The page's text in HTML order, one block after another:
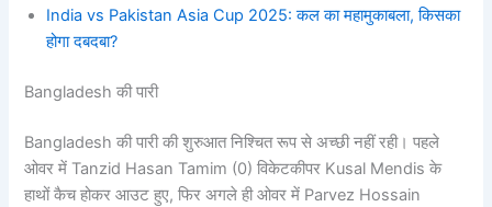
India vs Pakistan Asia Cup 2025: कल का महामुकाबला, किसका
होगा दबदबा?
Bangladesh की पारी
Bangladesh की पारी की शुरुआत निश्‍चित रूप से अच्छी नहीं रही। पहले
ओवर में Tanzid Hasan Tamim (0) विकेटकीपर Kusal Mendis के
हाथों कैच होकर आउट हुए, फिर अगले ही ओवर में Parvez Hossain